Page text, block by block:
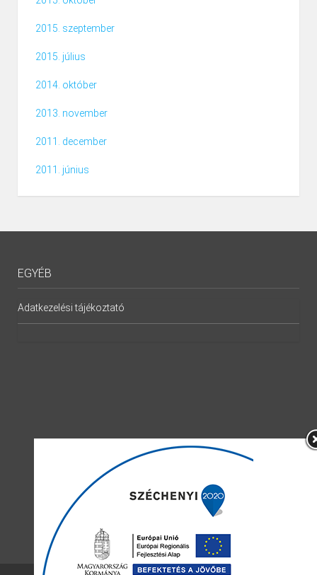
2015. szeptember
2015. július
2014. október
2013. november
2011. december
2011. június
EGYÉB
Adatkezelési tájékoztató